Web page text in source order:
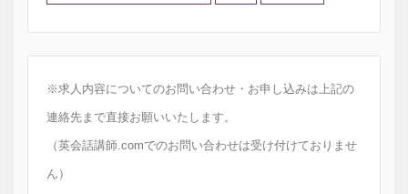
※求人内容についてのお問い合わせ・お申し込みは上記の
連絡先まで直接お願いいたします。
（英会話講師.comでのお問い合わせは受け付けておりませ
ん）